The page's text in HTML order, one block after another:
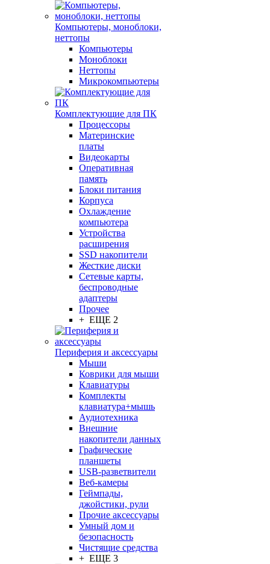
Компьютеры, моноблоки,
неттопы
Компьютеры
Моноблоки
Неттопы
Микрокомпьютеры
Комплектующие для ПК
Процессоры
Материнские
платы
Видеокарты
Оперативная
память
Блоки питания
Корпуса
Охлаждение
компьютера
Устройства
расширения
SSD накопители
Жесткие диски
Сетевые карты,
беспроводные
адаптеры
Прочее
+ ЕЩЕ 2
Периферия и аксессуары
Мыши
Коврики для мыши
Клавиатуры
Комплекты
клавиатура+мышь
Аудиотехника
Внешние
накопители данных
Графические
планшеты
USB-разветвители
Веб-камеры
Геймпады,
джойстики, рули
Прочие аксессуары
Умный дом и
безопасность
Чистящие средства
+ ЕЩЕ 3